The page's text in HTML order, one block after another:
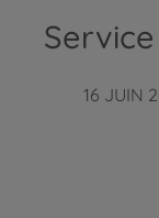
16 JUIN